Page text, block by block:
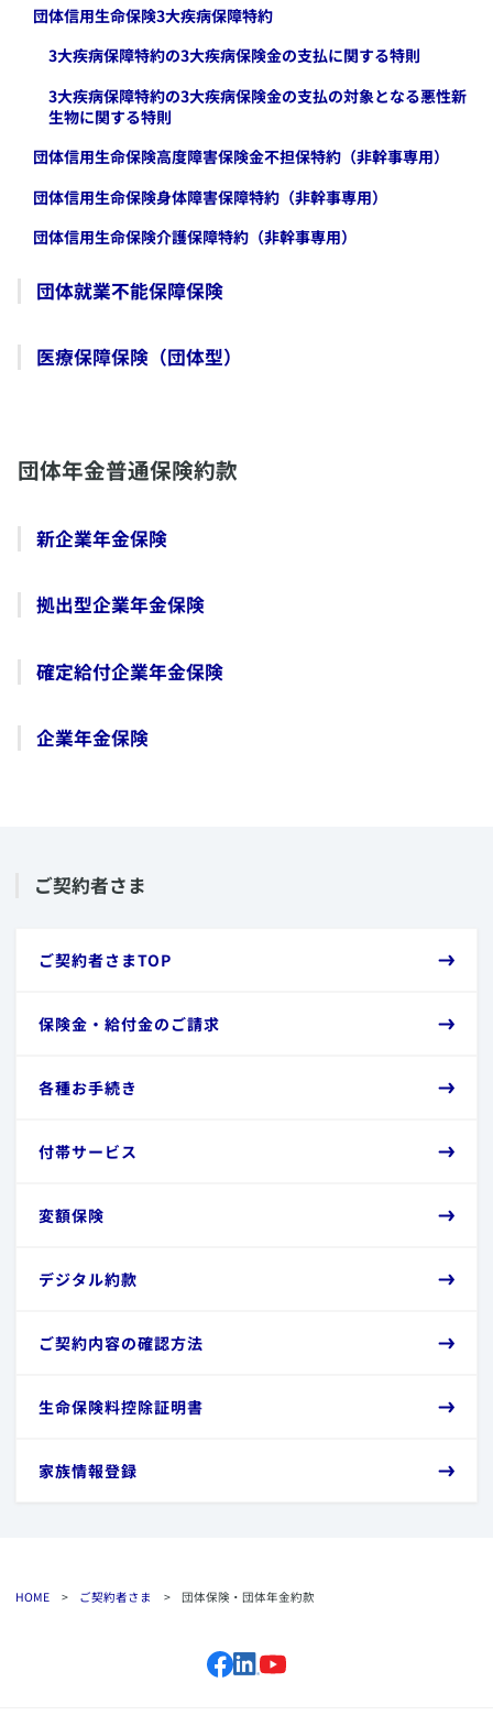
​団体信用生命保険3大疾病保障特約
​3大疾病保障特約の3大疾病保険金の支払に関する特則
​3大疾病保障特約の3大疾病保険金の支払の対象となる悪性新
生物に関する特則
​団体信用生命保険高度障害保険金不担保特約（非幹事専用）
​団体信用生命保険身体障害保障特約（非幹事専用）
​団体信用生命保険介護保障特約（非幹事専用）
​団体就業不能保障保険
​医療保障保険（団体型）
​団体年金普通保険約款
​新企業年金保険
​拠出型企業年金保険
​確定給付企業年金保険
​企業年金保険
​ご契約者さま
​ご契約者さまTOP
​保険金・給付金のご請求
​各種お手続き
​付帯サービス
​変額保険
​デジタル約款
​ご契約内容の確認方法
​生命保険料控除証明書
​家族情報登録
HOME > ご契約者さま > 団体保険・団体年金約款